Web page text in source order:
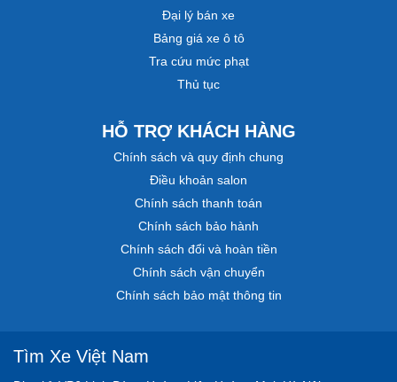
Đại lý bán xe
Bảng giá xe ô tô
Tra cứu mức phạt
Thủ tục
HỖ TRỢ KHÁCH HÀNG
Chính sách và quy định chung
Điều khoản salon
Chính sách thanh toán
Chính sách bảo hành
Chính sách đổi và hoàn tiền
Chính sách vận chuyển
Chính sách bảo mật thông tin
Tìm Xe Việt Nam